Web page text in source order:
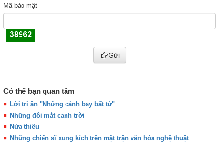
Mã bảo mật
Gửi
Có thể bạn quan tâm
Lời tri ân "Những cánh bay bất tử"
Những đôi mắt canh trời
Nửa thiếu
Những chiến sĩ xung kích trên mặt trận văn hóa nghệ thuật